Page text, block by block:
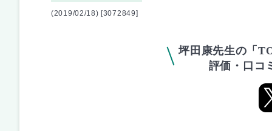
(2019/02/18) [3072849]
坪田康先生の「
評価・口コ